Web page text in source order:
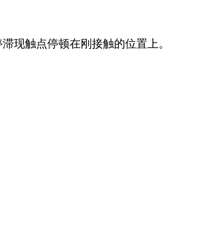
现触点停顿在刚接触的位置上。